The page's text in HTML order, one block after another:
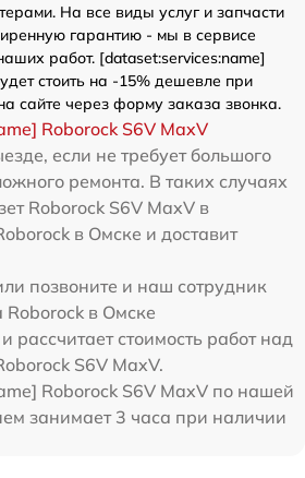
На все виды услуг и запчасти
гарантию - мы в сервисе
работ. [dataset:services:name]
стоить на -15% дешевле при
сайте через форму заказа звонка.
Roborock S6V MaxV
если не требует большого
ремонта. В таких случаях
Roborock S6V MaxV в
в Омске и доставит
позвоните и наш сотрудник
Roborock в Омске
рассчитает стоимость работ над
S6V MaxV.
Roborock S6V MaxV по нашей
занимает 3 часа при наличии